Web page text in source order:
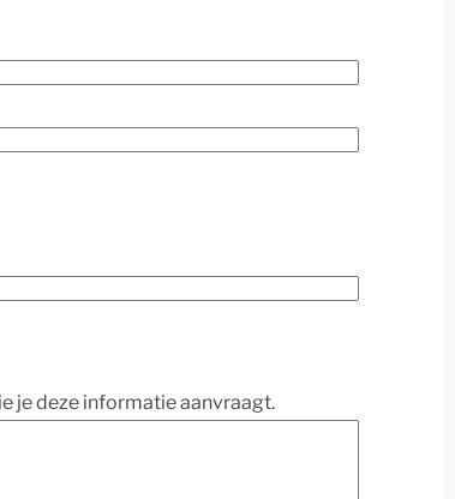
je deze informatie aanvraagt.